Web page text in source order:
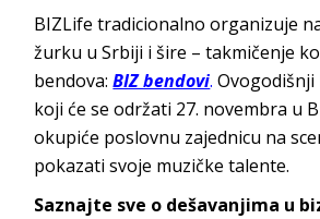
BIZLife tradicionalno organizuje
žurku u Srbiji i šire – takmičenje
bendova:BIZ bendovi. Ovogodišnji
koji će se održati 27. novembra u
okupiće poslovnu zajednicu na
pokazati svoje muzičke talente.
Saznajte sve o dešavanjima u